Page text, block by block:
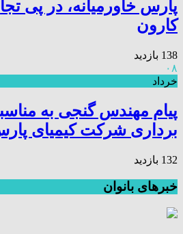
پارس خاورمیانه، در پی
کارون
138 بازدید
۰۸
خرداد
پیام مهندس گنجی به
برداری شرکت کیمیای
132 بازدید
خبرهای بانوان